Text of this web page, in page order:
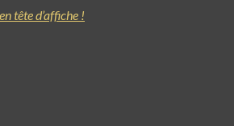
tête d’affiche !